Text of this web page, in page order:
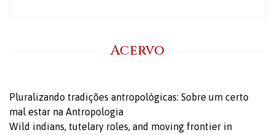
Acervo
Pluralizando tradições antropológicas: Sobre um certo
mal estar na Antropologia
Wild indians, tutelary roles, and moving frontier in